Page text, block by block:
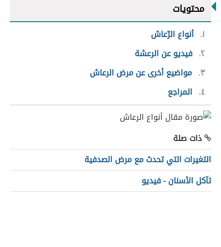
محتويات
١ أنواع الرّعاش
٢ فيديو عن الرعشة
٣ مواضيع أخرى عن مرض الرعاش
٤
المراجع
ذات صلة
التغيرات التي تحدث مع مرض الصدفية
تآكل الأسنان - فيديو